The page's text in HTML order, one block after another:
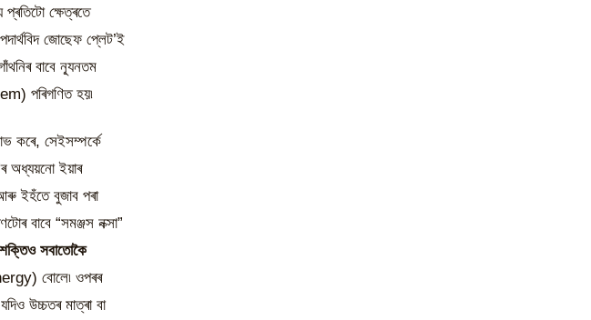
ক্ষেত্ৰতে
জোছেফ প্লেট’ই
বাবে ন্যূনতম
পৰিগণিত হয়৷
কৰে, সেইসম্পৰ্কে
অধ্যয়নো ইয়াৰ
ইহঁতে বুজাব পৰা
বাবে “সমঞ্জস নক্সা”
সবাতোকৈ
বোলে৷ ওপৰৰ
উচ্চতৰ মাত্ৰা বা